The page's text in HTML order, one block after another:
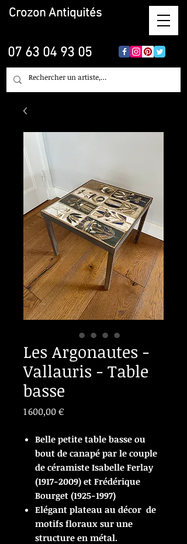
Crozon Antiquités
07 63 04 93 05
Les Argonautes -
Vallauris - Table
basse
1 600,00 €Prix
Belle petite table basse ou
bout de canapé par le couple
de céramiste Isabelle Ferlay
(1917-2009) et Frédérique
Bourget (1925-1997)
Elégant plateau au décor de
motifs floraux sur une
structure en métal.